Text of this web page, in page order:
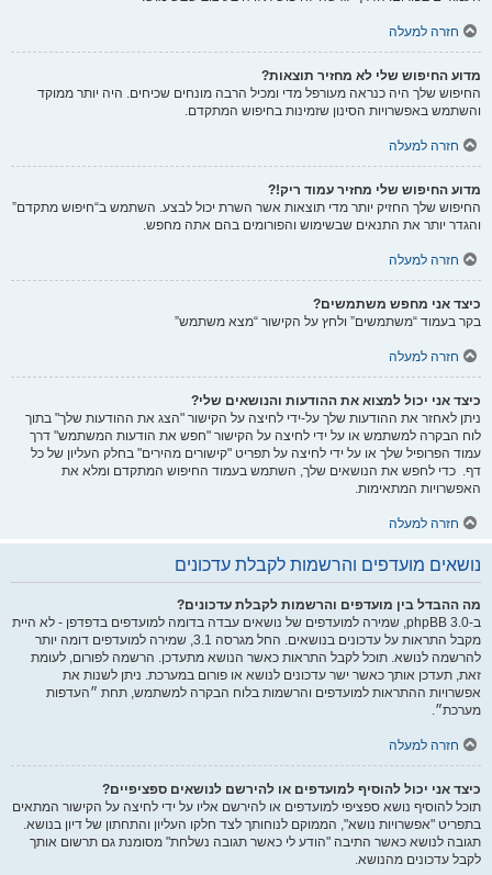
חזרה למעלה
מדוע החיפוש שלי לא מחזיר תוצאות?
החיפוש שלך היה כנראה מעורפל מדי ומכיל הרבה מונחים שכיחים. היה יותר ממוקד
והשתמש באפשרויות הסינון שזמינות בחיפוש המתקדם.
חזרה למעלה
מדוע החיפוש שלי מחזיר עמוד ריק!?
החיפוש שלך החזיק יותר מדי תוצאות אשר השרת יכול לבצע. השתמש ב“חיפוש מתקדם”
והגדר יותר את התנאים שבשימוש והפורומים בהם אתה מחפש.
חזרה למעלה
כיצד אני מחפש משתמשים?
בקר בעמוד “משתמשים” ולחץ על הקישור “מצא משתמש”
חזרה למעלה
כיצד אני יכול למצוא את ההודעות והנושאים שלי?
ניתן לאחזר את ההודעות שלך על-ידי לחיצה על הקישור "הצג את ההודעות שלך" בתוך
לוח הבקרה למשתמש או על ידי לחיצה על הקישור "חפש את הודעות המשתמש" דרך
עמוד הפרופיל שלך או על ידי לחיצה על תפריט "קישורים מהירים" בחלק העליון של כל
דף. כדי לחפש את הנושאים שלך, השתמש בעמוד החיפוש המתקדם ומלא את
האפשרויות המתאימות.
חזרה למעלה
נושאים מועדפים והרשמות לקבלת עדכונים
מה ההבדל בין מועדפים והרשמות לקבלת עדכונים?
ב-phpBB 3.0, שמירה למועדפים של נושאים עבדה בדומה למועדפים בדפדפן - לא היית
מקבל התראות על עדכונים בנושאים. החל מגרסה 3.1, שמירה למועדפים דומה יותר
להרשמה לנושא. תוכל לקבל התראות כאשר הנושא מתעדכן. הרשמה לפורום, לעומת
זאת, תעדכן אותך כאשר ישר עדכונים לנושא או פורום במערכת. ניתן לשנות את
אפשרויות ההתראות למועדפים והרשמות בלוח הבקרה למשתמש, תחת ״העדפות
מערכת״.
חזרה למעלה
כיצד אני יכול להוסיף למועדפים או להירשם לנושאים ספציפיים?
תוכל להוסיף נושא ספציפי למועדפים או להירשם אליו על ידי לחיצה על הקישור המתאים
בתפריט "אפשרויות נושא", הממוקם לנוחותך לצד חלקו העליון והתחתון של דיון בנושא.
תגובה לנושא כאשר התיבה "הודע לי כאשר תגובה נשלחת" מסומנת גם תרשום אותך
לקבל עדכונים מהנושא.